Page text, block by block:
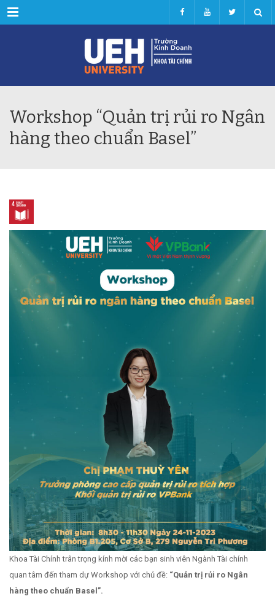
Menu
Workshop “Quản trị rủi ro Ngân
hàng theo chuẩn Basel”
Khoa Tài Chính trân trọng kính mời các bạn sinh viên Ngành Tài chính
quan tâm đến tham dự Workshop với chủ đề: “Quản trị rủi ro Ngân
hàng theo chuẩn Basel”.